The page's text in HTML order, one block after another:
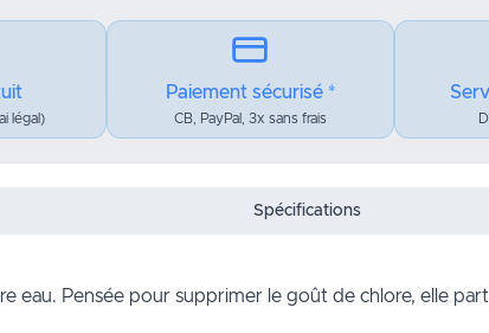
légal)
Paiement sécurisé *
CB, PayPal, 3x sans frais
Spécifications
eau. Pensée pour supprimer le goût de chlore, elle